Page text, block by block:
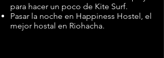
para hacer un poco de Kite Surf.
Pasar la noche en Happiness Hostel, el
mejor hostal en Riohacha.